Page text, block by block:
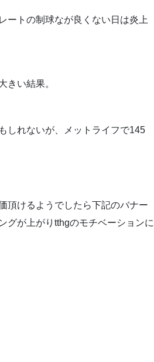
ートの制球なが良くない日は炎上
きい結果。
しれないが、メットライフで145
頂けるようでしたら下記のバナー
グが上がりtthgのモチベーションに